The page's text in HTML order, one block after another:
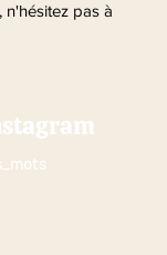
n'hésitez pas à